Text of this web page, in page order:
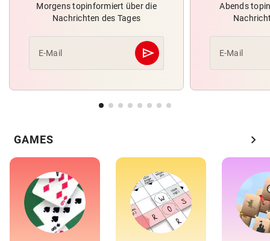
Morgens topinformiert über die
Nachrichten des Tages
E-Mail send
Abschicken
Abends
E-Mail
GAMES chevron_right